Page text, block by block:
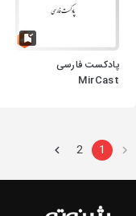
پادکست فارسی
MirCast
1
2